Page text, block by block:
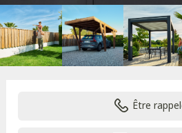
Être